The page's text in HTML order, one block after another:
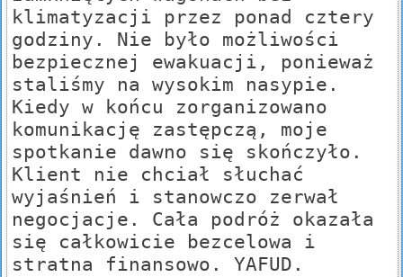
klimatyzacji przez ponad cztery
godziny. Nie było możliwości
bezpiecznej ewakuacji, ponieważ
staliśmy na wysokim nasypie.
Kiedy w końcu zorganizowano
komunikację zastępczą, moje
spotkanie dawno się skończyło.
Klient nie chciał słuchać
wyjaśnień i stanowczo zerwał
negocjacje. Cała podróż okazała
się całkowicie bezcelowa i
stratna finansowo. YAFUD.